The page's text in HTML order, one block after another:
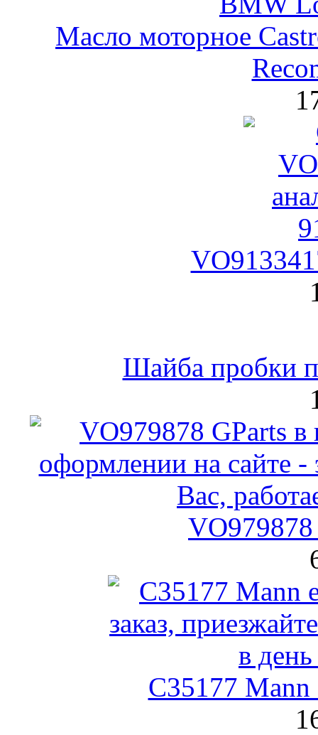
Масло моторное
Шайба пробки
VO979878
C35177